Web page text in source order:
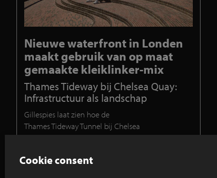
Nieuwe waterfront in Londen
maakt gebruik van op maat
gemaakte kleiklinker-mix
Thames Tideway bij Chelsea Quay:
Infrastructuur als landschap
Gillespies laatzien hoe de
ThamesTidewayTunnel bij Chelsea
Quayeenstedelijklandschapwordt,
Lees hoe
Cookie consent